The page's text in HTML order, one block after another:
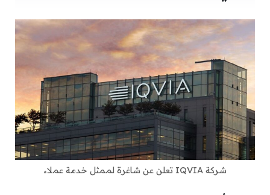
شركة IQVIA تعلن عن شاغرة لممثل خدمة عملاء